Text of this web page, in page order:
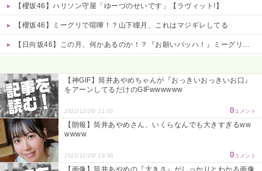
【櫻坂46】ハリソン守屋「ゆーづのせいです」【ラヴィット!】
【櫻坂46】ミーグリで喧嘩！？山下瞳月、これはマジギレしてる
【日向坂46】この月、何かあるのか！？『お願いバッハ！』ミーグリ日程がこちら
【神GIF】筒井あやめちゃんが『おっきいおっきいお口』
をアーンしてるだけのGIFwwwwww
2021/12/26/ 21:00 0コメント
【朗報】筒井あやめさん、いくらなんでも大きすぎるww
wwww
2021/12/26/ 19:00 0コメント
【画像】筒井あやめの『大きさ』がしっかりとわかる画像